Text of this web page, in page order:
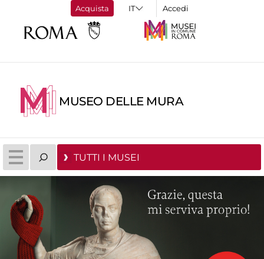
Acquista Accedi
MUSEO DELLE MURA
TUTTI I MUSEI